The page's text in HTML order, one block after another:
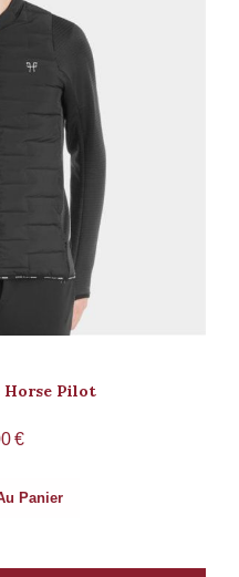
Horse Pilot
€
Panier